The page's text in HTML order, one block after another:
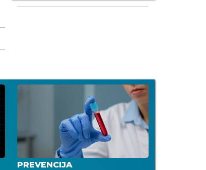
PREVENCIJA